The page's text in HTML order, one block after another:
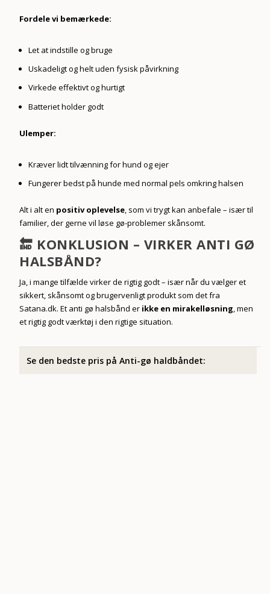
Fordele vi bemærkede:
Let at indstille og bruge
Uskadeligt og helt uden fysisk påvirkning
Virkede effektivt og hurtigt
Batteriet holder godt
Ulemper:
Kræver lidt tilvænning for hund og ejer
Fungerer bedst på hunde med normal pels omkring halsen
Alt i alt en positiv oplevelse, som vi trygt kan anbefale – især til
familier, der gerne vil løse gø-problemer skånsomt.
🔚 KONKLUSION – VIRKER ANTI GØ
HALSBÅND?
Ja, i mange tilfælde virker de rigtig godt – især når du vælger et
sikkert, skånsomt og brugervenligt produkt som det fra
Satana.dk. Et anti gø halsbånd er ikke en mirakelløsning, men
et rigtig godt værktøj i den rigtige situation.
Se den bedste pris på Anti-gø haldbåndet: